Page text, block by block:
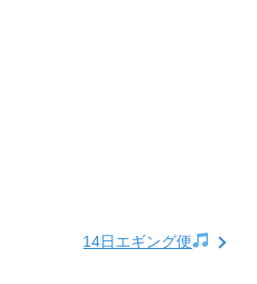
14日エギング便